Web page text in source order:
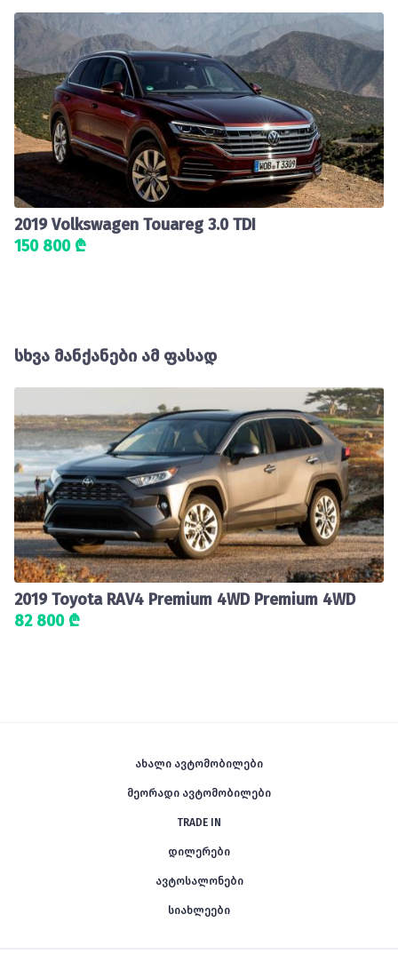
2019 Volkswagen Touareg 3.0 TDI
150 800 ₾
სხვა მანქანები ამ ფასად
2019 Toyota RAV4 Premium 4WD Premium 4WD
82 800 ₾
ახალი ავტომობილები
მეორადი ავტომობილები
TRADE IN
დილერები
ავტოსალონები
სიახლეები